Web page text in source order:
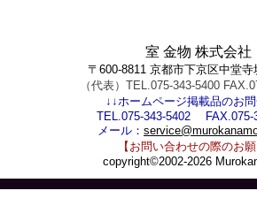
室 金物 株式会社
〒600-8811 京都市下京区中堂寺
（代表）TEL.075-343-5400
↓↓ホームページ掲載品のお
TEL.075-343-5402 FAX.075-
メール：
【お問い合わせの際のお願
copyright©2002-2026